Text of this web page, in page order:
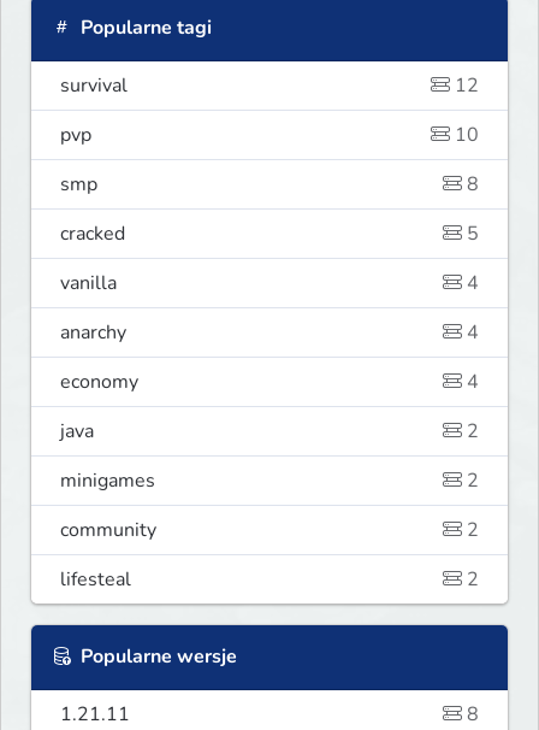
Popularne tagi
survival
12
pvp
10
smp
8
cracked
5
vanilla
4
anarchy
4
economy
4
java
2
minigames
2
community
2
lifesteal
2
Popularne wersje
1.21.11
8